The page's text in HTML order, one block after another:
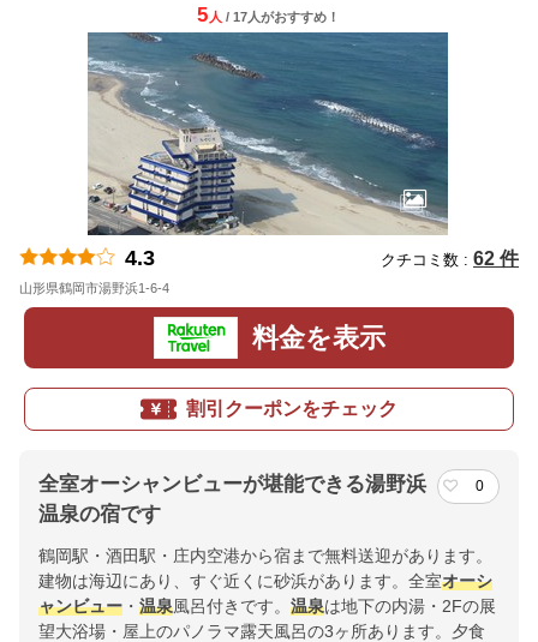
5 人 / 17人がおすすめ！
4.3 クチコミ数 : 62 件
山形県鶴岡市湯野浜1-6-4
料金を表示
割引クーポンをチェック
全室オーシャンビューが堪能できる湯野浜
温泉の宿です
0
鶴岡駅・酒田駅・庄内空港から宿まで無料送迎があります。
建物は海辺にあり、すぐ近くに砂浜があります。全室オーシ
ャンビュー ・ 温泉風呂付きです。 温泉は地下の内湯・2Fの展
望大浴場・屋上のパノラマ露天風呂の3ヶ所あります。夕食